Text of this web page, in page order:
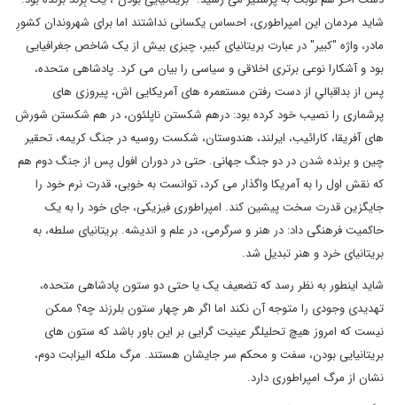
شاید مردمان این امپراطوری، احساس یکسانی نداشتند اما برای شهروندان کشورِ
مادر، واژه "کبیر" در عبارت بریتانیای کبیر، چیزی بیش از یک شاخص جغرافیایی
بود و آشکارا نوعی برتری اخلاقی و سیاسی را بیان می کرد. پادشاهی متحده،
پس از بداقبالیِ از دست رفتن مستعمره های آمریکایی اش، پیروزی های
پرشماری را نصیب خود کرده بود: درهم شکستن ناپلئون، در هم شکستن شورش
های آفریقا، کارائیب، ایرلند، هندوستان، شکست روسیه در جنگ کریمه، تحقیر
چین و برنده شدن در دو جنگ جهانی. حتی در دوران افول پس از جنگ دوم هم
که نقش اول را به آمریکا واگذار می کرد، توانست به خوبی، قدرت نرم خود را
جایگزین قدرت سخت پیشین کند. امپراطوری فیزیکی، جای خود را به یک
حاکمیت فرهنگی داد: در هنر و سرگرمی، در علم و اندیشه. بریتانیای سلطه، به
بریتانیای خرد و هنر تبدیل شد.
شاید اینطور به نظر رسد که تضعیف یک یا حتی دو ستون پادشاهی متحده،
تهدیدی وجودی را متوجه آن نکند اما اگر هر چهار ستون بلرزند چه؟ ممکن
نیست که امروز هیچ تحلیلگر عینیت گرایی بر این باور باشد که ستون های
بریتانیایی بودن، سفت و محکم سر جایشان هستند. مرگ ملکه الیزابت دوم،
نشان از مرگ امپراطوری دارد.